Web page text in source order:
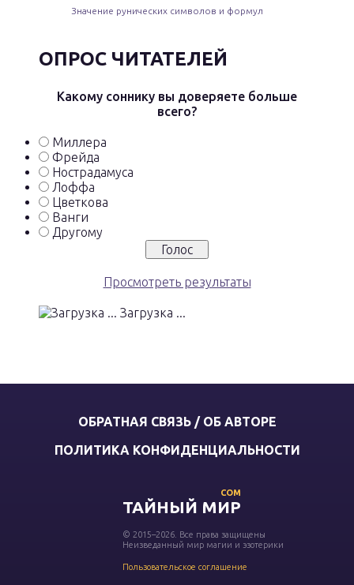
Значение рунических символов и формул
ОПРОС ЧИТАТЕЛЕЙ
Какому соннику вы доверяете больше
всего?
Миллера
Фрейда
Нострадамуса
Лоффа
Цветкова
Ванги
Другому
Просмотреть результаты
Загрузка ...
ОБРАТНАЯ СВЯЗЬ / ОБ АВТОРЕ
ПОЛИТИКА КОНФИДЕНЦИАЛЬНОСТИ
ТАЙНЫЙ МИР
COM
© 2015–2026. Все права защищены
Неизведанный мир магии и эзотерики
Пользовательское соглашение